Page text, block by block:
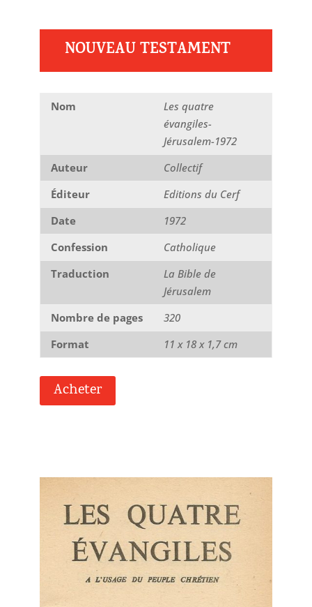
NOUVEAU TESTAMENT
Nom
Les quatre
évangiles-
Jérusalem-1972
Auteur
Collectif
Éditeur
Editions du Cerf
Date
1972
Confession
Catholique
Traduction
La Bible de
Jérusalem
Nombre de pages
320
Format
11 x 18 x 1,7 cm
Acheter